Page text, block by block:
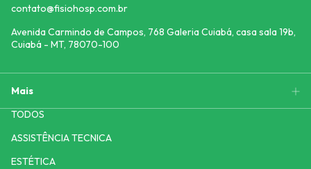
contato@fisiohosp.com.br
Avenida Carmindo de Campos, 768 Galeria Cuiabá, casa sala 19b,
Cuiabá - MT, 78070-100
Mais
TODOS
ASSISTÊNCIA TECNICA
ESTÉTICA